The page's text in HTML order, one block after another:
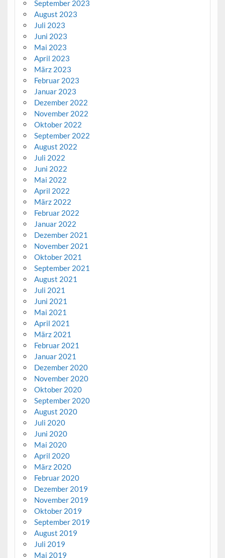
September 2023
August 2023
Juli 2023
Juni 2023
Mai 2023
April 2023
März 2023
Februar 2023
Januar 2023
Dezember 2022
November 2022
Oktober 2022
September 2022
August 2022
Juli 2022
Juni 2022
Mai 2022
April 2022
März 2022
Februar 2022
Januar 2022
Dezember 2021
November 2021
Oktober 2021
September 2021
August 2021
Juli 2021
Juni 2021
Mai 2021
April 2021
März 2021
Februar 2021
Januar 2021
Dezember 2020
November 2020
Oktober 2020
September 2020
August 2020
Juli 2020
Juni 2020
Mai 2020
April 2020
März 2020
Februar 2020
Dezember 2019
November 2019
Oktober 2019
September 2019
August 2019
Juli 2019
Mai 2019